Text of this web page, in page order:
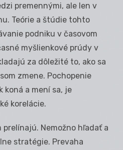
premennými, ale len v
Teórie a štúdie tohto
podniku v časovom
myšlienkové prúdy v
za dôležité to, ako sa
zmene. Pochopenie
koná a mení sa, je
korelácie.
Nemožno hľadať a
stratégie. Prevaha